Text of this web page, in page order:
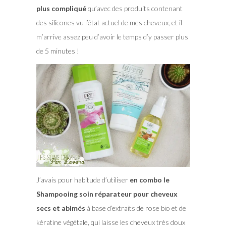
plus compliquéqu’avec des produits contenant
des silicones vu l’état actuel de mes cheveux, et il
m’arrive assez peu d’avoir le temps d’y passer plus
de 5 minutes !
J’avais pour habitude d’utiliser en combo le
Shampooing soin réparateur pour cheveux
secs et abimés à base d’extraits de rose bio et de
kératine végétale, qui laisse les cheveux très doux